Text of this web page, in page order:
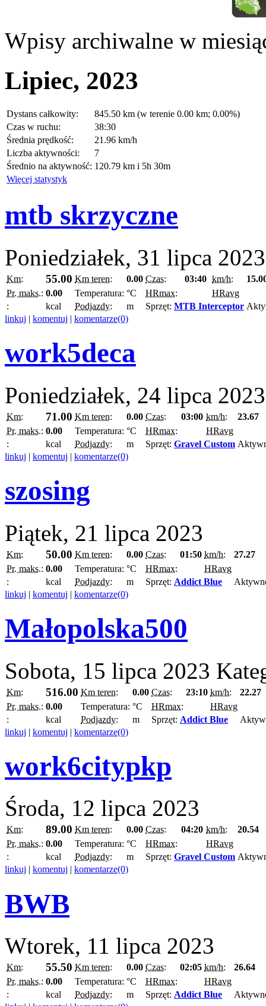
Wpisy archiwalne w
Lipiec, 2023
Dystans całkowity:
845.50 km (w terenie 0.00 km; 0.00%)
Czas w ruchu:
38:30
Średnia prędkość:
21.96 km/h
Liczba aktywności:
7
Średnio na aktywność: 120.79 km i 5h 30m
Więcej statystyk
mtb skrzyczne
Poniedziałek, 31 lipca 2023
Km: 55.00 Km teren: 0.00 Czas: 03:40 km/h:
Pr. maks.: 0.00 Temperatura: °C HRmax:
HRavg
:
kcal Podjazdy: m Sprzęt: MTB Interceptor
linkuj | komentuj | komentarze(0)
work5deca
Poniedziałek, 24 lipca 2023
Km: 71.00 Km teren: 0.00 Czas: 03:00 km/h:
23.67
Pr. maks.: 0.00 Temperatura: °C HRmax:
HRavg
:
kcal Podjazdy: m Sprzęt: Gravel Custom
linkuj | komentuj | komentarze(0)
szosing
Piątek, 21 lipca 2023
Km: 50.00 Km teren: 0.00 Czas: 01:50 km/h:
27.27
Pr. maks.: 0.00 Temperatura: °C HRmax:
HRavg
:
kcal Podjazdy: m Sprzęt: Addict Blue
linkuj | komentuj | komentarze(0)
Małopolska500
Sobota, 15 lipca 2023
Km: 516.00 Km teren: 0.00 Czas: 23:10 km/h:
22.27
Pr. maks.: 0.00 Temperatura: °C HRmax:
HRavg
:
kcal Podjazdy: m Sprzęt: Addict Blue
linkuj | komentuj | komentarze(0)
work6citypkp
Środa, 12 lipca 2023
Km: 89.00 Km teren: 0.00 Czas: 04:20 km/h:
20.54
Pr. maks.: 0.00 Temperatura: °C HRmax:
HRavg
:
kcal Podjazdy: m Sprzęt: Gravel Custom
linkuj | komentuj | komentarze(0)
BWB
Wtorek, 11 lipca 2023
Km: 55.50 Km teren: 0.00 Czas: 02:05 km/h:
26.64
Pr. maks.: 0.00 Temperatura: °C HRmax:
HRavg
:
kcal Podjazdy: m Sprzęt: Addict Blue